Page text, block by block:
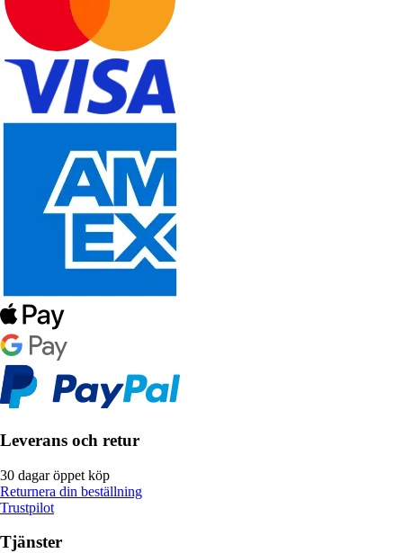
Leverans och retur
30 dagar öppet köp
Returnera din beställning
Trustpilot
Tjänster